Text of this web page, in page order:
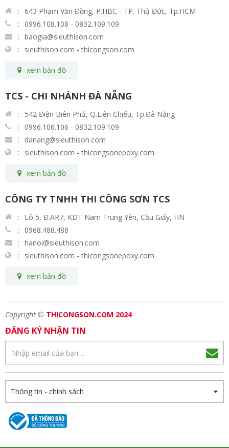
643 Phạm Văn Đồng, P.HBC - TP. Thủ Đức, Tp.HCM
0996.108.108 - 0832.109.109
baogia@sieuthison.com
sieuthison.com - thicongson.com
xem bản đồ
TCS - CHI NHÁNH ĐÀ NẴNG
542 Điện Biên Phủ, Q.Liên Chiểu, Tp.Đà Nẵng
0996.106.106 - 0832.109.109
danang@sieuthison.com
sieuthison.com - thicongsonepoxy.com
xem bản đồ
CÔNG TY TNHH THI CÔNG SƠN TCS
Lô 5, Đ.AR7, KDT Nam Trung Yên, Cầu Giấy, HN
0968.488.488
hanoi@sieuthison.com
sieuthison.com - thicongsonepoxy.com
xem bản đồ
Copyright © THICONGSON.COM 2024
ĐĂNG KÝ NHẬN TIN
Thông tin - chính sách